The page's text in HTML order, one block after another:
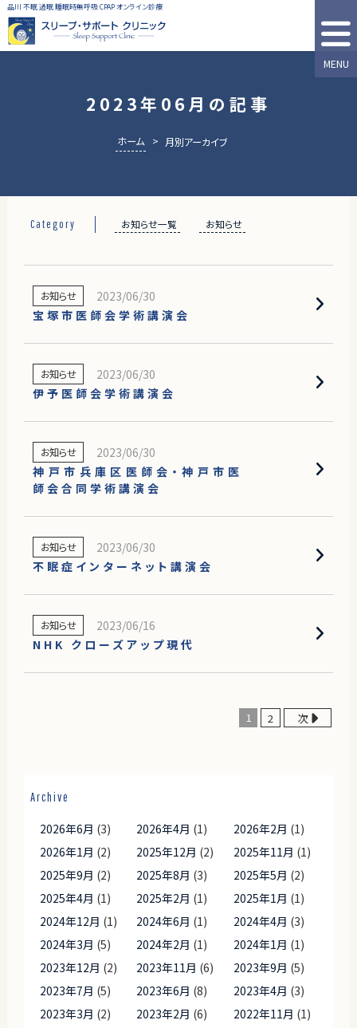
品川 不眠 過眠 睡眠時無呼吸 CPAP オンライン診療
MENU
2023年06月の記事
ホーム > 月別アーカイブ
Category お知らせ一覧 お知らせ
お知らせ
2023/06/30
宝塚市医師会学術講演会
お知らせ
2023/06/30
伊予医師会学術講演会
お知らせ
2023/06/30
神戸市兵庫区医師会・神戸市医
師会合同学術講演会
お知らせ
2023/06/30
不眠症インターネット講演会
お知らせ
2023/06/16
NHK クローズアップ現代
1 2 次
Archive
2026年6月 (3) 2026年4月 (1) 2026年2月 (1)
2026年1月 (2) 2025年12月 (2) 2025年11月 (1)
2025年9月 (2) 2025年8月 (3) 2025年5月 (2)
2025年4月 (1) 2025年2月 (1) 2025年1月 (1)
2024年12月 (1) 2024年6月 (1) 2024年4月 (3)
2024年3月 (5) 2024年2月 (1) 2024年1月 (1)
2023年12月 (2) 2023年11月 (6) 2023年9月 (5)
2023年7月 (5) 2023年6月 (8) 2023年4月 (3)
2023年3月 (2) 2023年2月 (6) 2022年11月 (1)